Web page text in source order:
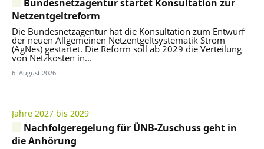
Bundesnetzagentur startet Konsultation zur
Netzentgeltreform
Die Bundesnetzagentur hat die Konsultation zum Entwurf
der neuen Allgemeinen Netzentgeltsystematik Strom
(AgNes) gestartet. Die Reform soll ab 2029 die Verteilung
von Netzkosten in...
6. August 2026
Jahre 2027 bis 2029
Nachfolgeregelung für ÜNB-Zuschuss geht in
die Anhörung